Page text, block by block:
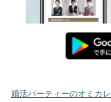
婚活パーティーのオミカレ